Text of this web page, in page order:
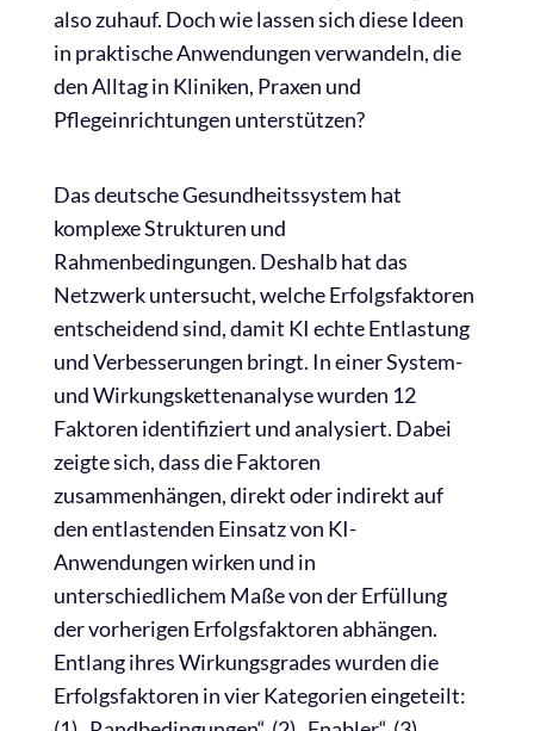
also zuhauf. Doch wie lassen sich diese Ideen
in praktische Anwendungen verwandeln, die
den Alltag in Kliniken, Praxen und
Pflegeinrichtungen unterstützen?
Das deutsche Gesundheitssystem hat
komplexe Strukturen und
Rahmenbedingungen. Deshalb hat das
Netzwerk untersucht, welche Erfolgsfaktoren
entscheidend sind, damit KI echte Entlastung
und Verbesserungen bringt. In einer System-
und Wirkungskettenanalyse wurden 12
Faktoren identifiziert und analysiert. Dabei
zeigte sich, dass die Faktoren
zusammenhängen, direkt oder indirekt auf
den entlastenden Einsatz von KI-
Anwendungen wirken und in
unterschiedlichem Maße von der Erfüllung
der vorherigen Erfolgsfaktoren abhängen.
Entlang ihres Wirkungsgrades wurden die
Erfolgsfaktoren in vier Kategorien eingeteilt: